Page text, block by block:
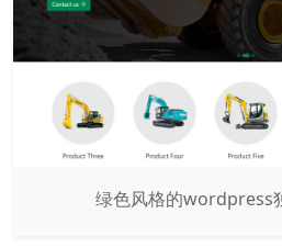
绿色风格的wordpress